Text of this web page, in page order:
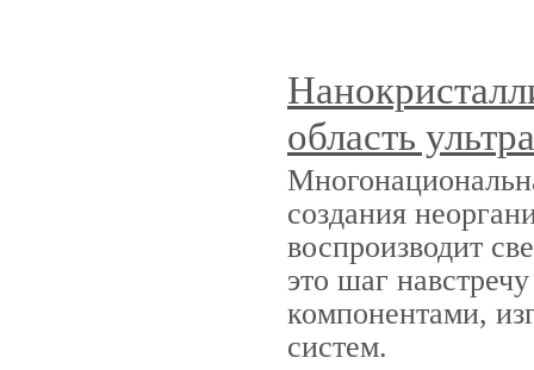
область
создания
воспроизводит
это шаг
компонентами,
систем.